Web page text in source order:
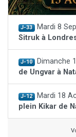
J-33 Mardi 8
Sitruk à
J-10 Dimanche
de Ungvar à
J-12 Mardi 18
plein Kikar de